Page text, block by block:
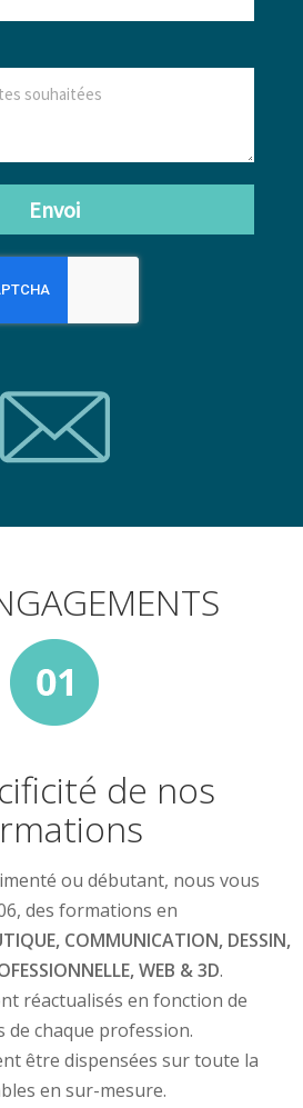
Envoi
de nos
ou débutant, nous vous
des formations en
COMMUNICATION, DESSIN,
WEB & 3D.
réactualisés en fonction de
de chaque profession.
être dispensées sur toute la
en sur-mesure.